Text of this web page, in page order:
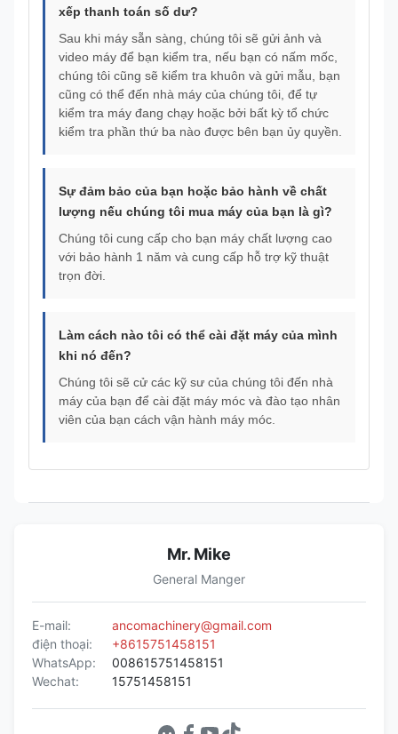
xếp thanh toán số dư?
Sau khi máy sẵn sàng, chúng tôi sẽ gửi ảnh và
video máy để bạn kiểm tra, nếu bạn có nấm mốc,
chúng tôi cũng sẽ kiểm tra khuôn và gửi mẫu, bạn
cũng có thể đến nhà máy của chúng tôi, để tự
kiểm tra máy đang chạy hoặc bởi bất kỳ tổ chức
kiểm tra phần thứ ba nào được bên bạn ủy quyền.
Sự đảm bảo của bạn hoặc bảo hành về chất
lượng nếu chúng tôi mua máy của bạn là gì?
Chúng tôi cung cấp cho bạn máy chất lượng cao
với bảo hành 1 năm và cung cấp hỗ trợ kỹ thuật
trọn đời.
Làm cách nào tôi có thể cài đặt máy của mình
khi nó đến?
Chúng tôi sẽ cử các kỹ sư của chúng tôi đến nhà
máy của bạn để cài đặt máy móc và đào tạo nhân
viên của bạn cách vận hành máy móc.
Mr. Mike
General Manger
E-mail:
ancomachinery@gmail.com
điện thoại:
+8615751458151
WhatsApp:
008615751458151
Wechat:
15751458151